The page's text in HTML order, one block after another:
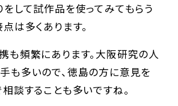
をして試作品を使ってみてもらう
は多くあります。
も頻繁にあります。大阪研究の人
も多いので、徳島の方に意見を
談することも多いですね。